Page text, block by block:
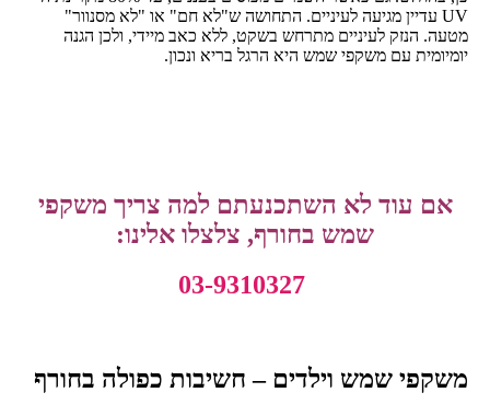
UV עדיין מגיעה לעיניים. התחושה ש"לא חם" או "לא מסנוור"
מטעה. הנזק לעיניים מתרחש בשקט, ללא כאב מיידי, ולכן הגנה
יומיומית עם משקפי שמש היא הרגל בריא ונכון.
אם עוד לא השתכנעתם למה צריך משקפי
שמש בחורף, צלצלו אלינו:
03-9310327
משקפי שמש וילדים – חשיבות כפולה בחורף